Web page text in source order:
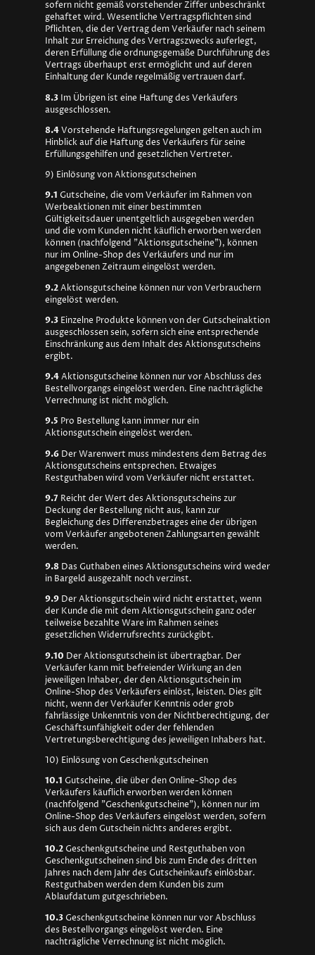
sofern nicht gemäß vorstehender Ziffer unbeschränkt
gehaftet wird. Wesentliche Vertragspflichten sind
Pflichten, die der Vertrag dem Verkäufer nach seinem
Inhalt zur Erreichung des Vertragszwecks auferlegt,
deren Erfüllung die ordnungsgemäße Durchführung des
Vertrags überhaupt erst ermöglicht und auf deren
Einhaltung der Kunde regelmäßig vertrauen darf.
8.3 Im Übrigen ist eine Haftung des Verkäufers
ausgeschlossen.
8.4Vorstehende Haftungsregelungen gelten auch im
Hinblick auf die Haftung des Verkäufers für seine
Erfüllungsgehilfen und gesetzlichen Vertreter.
9) Einlösung von Aktionsgutscheinen
9.1 Gutscheine, die vom Verkäufer im Rahmen von
Werbeaktionen mit einer bestimmten
Gültigkeitsdauer unentgeltlich ausgegeben werden
und die vom Kunden nicht käuflich erworben werden
können (nachfolgend "Aktionsgutscheine"), können
nur im Online-Shop des Verkäufers und nur im
angegebenen Zeitraum eingelöst werden.
9.2Aktionsgutscheine können nur von Verbrauchern
eingelöst werden.
9.3 Einzelne Produkte können von der Gutscheinaktion
ausgeschlossen sein, sofern sich eine entsprechende
Einschränkung aus dem Inhalt des Aktionsgutscheins
ergibt.
9.4Aktionsgutscheine können nur vor Abschluss des
Bestellvorgangs eingelöst werden. Eine nachträgliche
Verrechnung ist nicht möglich.
9.5 Pro Bestellung kann immer nur ein
Aktionsgutschein eingelöst werden.
9.6 Der Warenwert muss mindestens dem Betrag des
Aktionsgutscheins entsprechen. Etwaiges
Restguthaben wird vom Verkäufer nicht erstattet.
9.7 Reicht der Wert des Aktionsgutscheins zur
Deckung der Bestellung nicht aus, kann zur
Begleichung des Differenzbetrages eine der übrigen
vom Verkäufer angebotenen Zahlungsarten gewählt
werden.
9.8 Das Guthaben eines Aktionsgutscheins wird weder
in Bargeld ausgezahlt noch verzinst.
9.9 Der Aktionsgutschein wird nicht erstattet, wenn
der Kunde die mit dem Aktionsgutschein ganz oder
teilweise bezahlte Ware im Rahmen seines
gesetzlichen Widerrufsrechts zurückgibt.
9.10 Der Aktionsgutschein ist übertragbar. Der
Verkäufer kann mit befreiender Wirkung an den
jeweiligen Inhaber, der den Aktionsgutschein im
Online-Shop des Verkäufers einlöst, leisten. Dies gilt
nicht, wenn der Verkäufer Kenntnis oder grob
fahrlässige Unkenntnis von der Nichtberechtigung, der
Geschäftsunfähigkeit oder der fehlenden
Vertretungsberechtigung des jeweiligen Inhabers hat.
10) Einlösung von Geschenkgutscheinen
10.1 Gutscheine, die über den Online-Shop des
Verkäufers käuflich erworben werden können
(nachfolgend "Geschenkgutscheine"), können nur im
Online-Shop des Verkäufers eingelöst werden, sofern
sich aus dem Gutschein nichts anderes ergibt.
10.2 Geschenkgutscheine und Restguthaben von
Geschenkgutscheinen sind bis zum Ende des dritten
Jahres nach dem Jahr des Gutscheinkaufs einlösbar.
Restguthaben werden dem Kunden bis zum
Ablaufdatum gutgeschrieben.
10.3 Geschenkgutscheine können nur vor Abschluss
des Bestellvorgangs eingelöst werden. Eine
nachträgliche Verrechnung ist nicht möglich.